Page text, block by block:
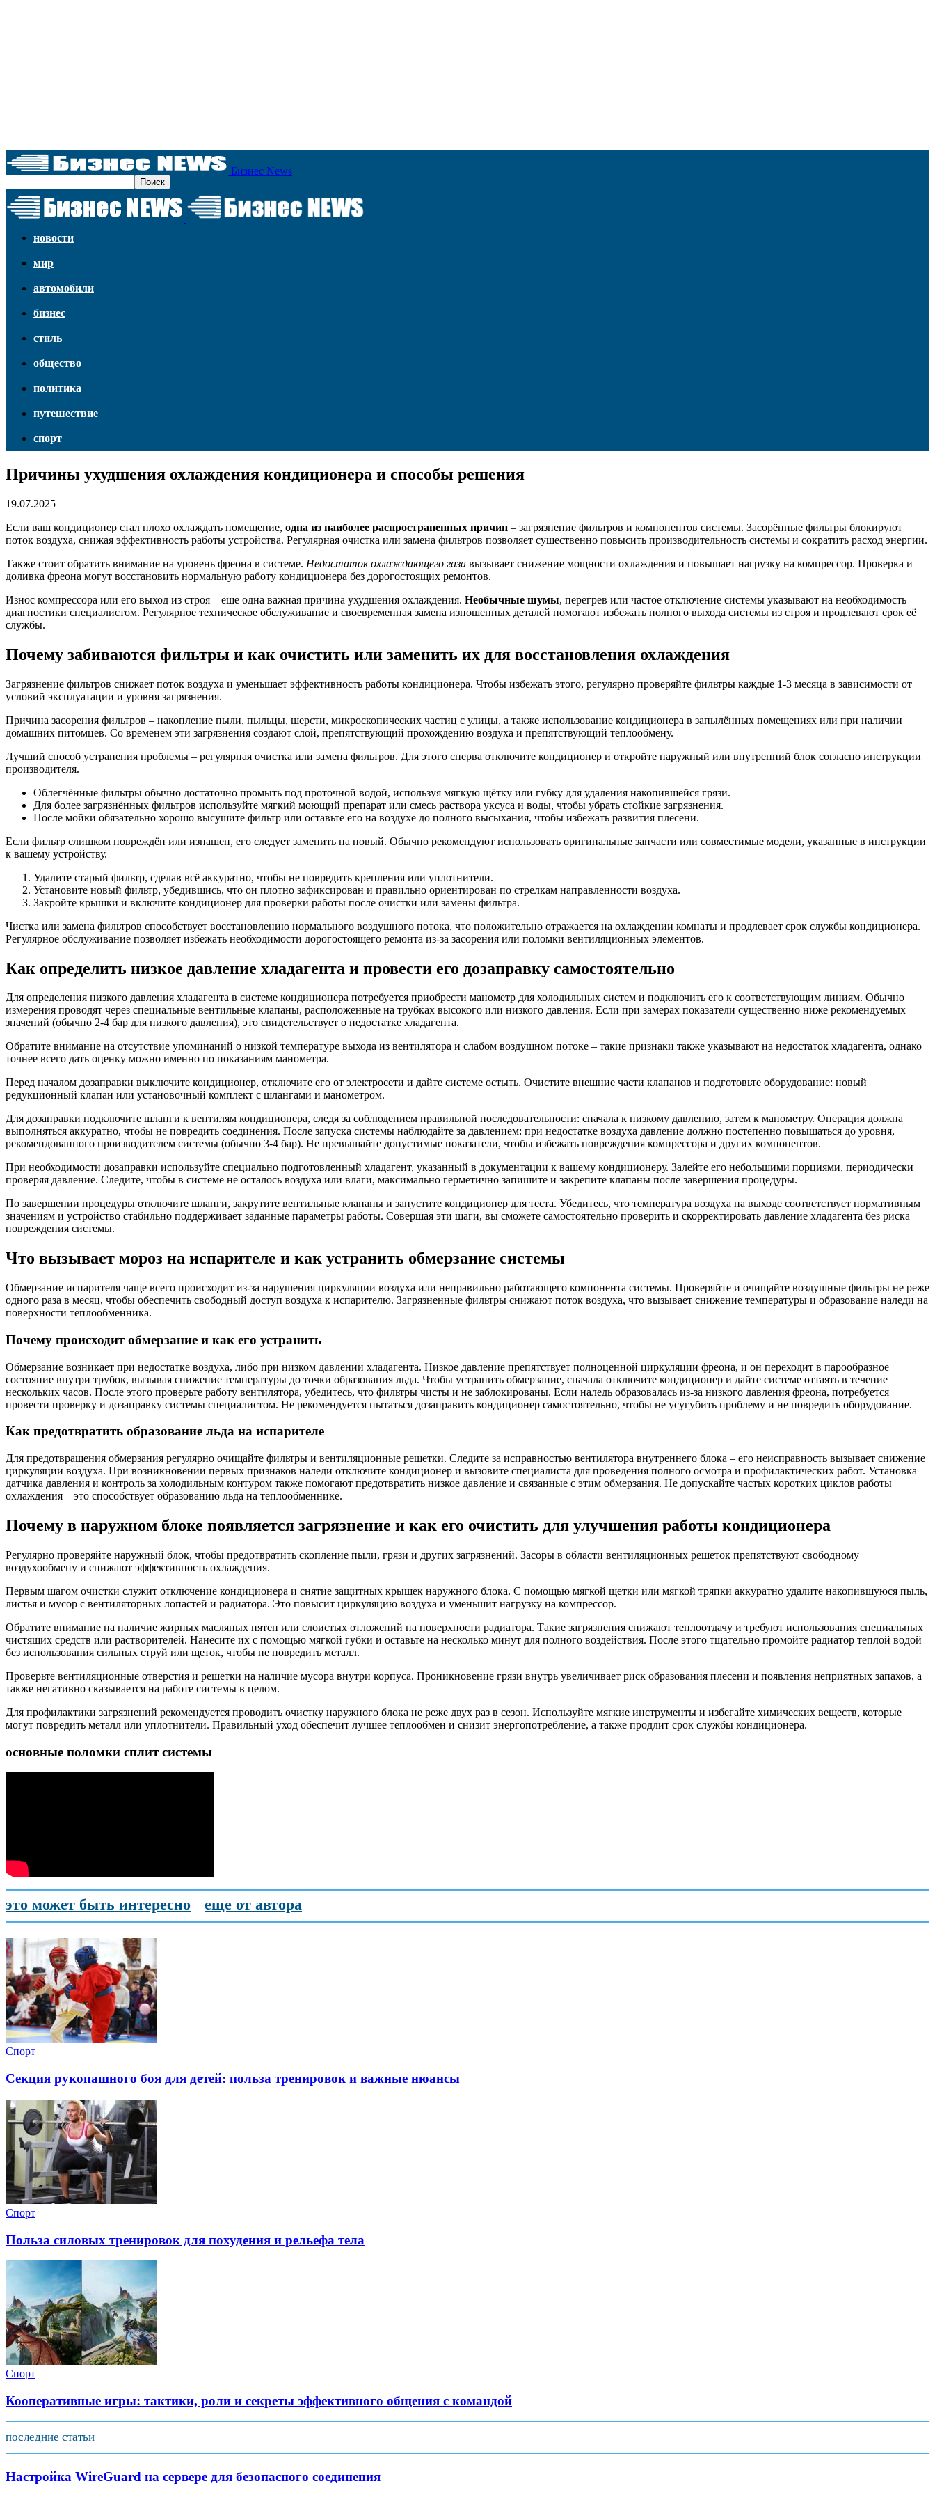
Бизнес News
новости
мир
автомобили
бизнес
стиль
общество
политика
путешествие
спорт
Причины ухудшения охлаждения кондиционера и способы решения
19.07.2025
Если ваш кондиционер стал плохо охлаждать помещение, одна из наиболее распространенных причин – загрязнение фильтров и компонентов системы. Засорённые фильтры блокируют
поток воздуха, снижая эффективность работы устройства. Регулярная очистка или замена фильтров позволяет существенно повысить производительность системы и сократить расход энергии.
Также стоит обратить внимание на уровень фреона в системе. Недостаток охлаждающего газа вызывает снижение мощности охлаждения и повышает нагрузку на компрессор. Проверка и
доливка фреона могут восстановить нормальную работу кондиционера без дорогостоящих ремонтов.
Износ компрессора или его выход из строя – еще одна важная причина ухудшения охлаждения. Необычные шумы, перегрев или частое отключение системы указывают на необходимость
диагностики специалистом. Регулярное техническое обслуживание и своевременная замена изношенных деталей помогают избежать полного выхода системы из строя и продлевают срок её
службы.
Почему забиваются фильтры и как очистить или заменить их для восстановления охлаждения
Загрязнение фильтров снижает поток воздуха и уменьшает эффективность работы кондиционера. Чтобы избежать этого, регулярно проверяйте фильтры каждые 1-3 месяца в зависимости от
условий эксплуатации и уровня загрязнения.
Причина засорения фильтров – накопление пыли, пыльцы, шерсти, микроскопических частиц с улицы, а также использование кондиционера в запылённых помещениях или при наличии
домашних питомцев. Со временем эти загрязнения создают слой, препятствующий прохождению воздуха и препятствующий теплообмену.
Лучший способ устранения проблемы – регулярная очистка или замена фильтров. Для этого сперва отключите кондиционер и откройте наружный или внутренний блок согласно инструкции
производителя.
Облегчённые фильтры обычно достаточно промыть под проточной водой, используя мягкую щётку или губку для удаления накопившейся грязи.
Для более загрязнённых фильтров используйте мягкий моющий препарат или смесь раствора уксуса и воды, чтобы убрать стойкие загрязнения.
После мойки обязательно хорошо высушите фильтр или оставьте его на воздухе до полного высыхания, чтобы избежать развития плесени.
Если фильтр слишком повреждён или изнашен, его следует заменить на новый. Обычно рекомендуют использовать оригинальные запчасти или совместимые модели, указанные в инструкции
к вашему устройству.
Удалите старый фильтр, сделав всё аккуратно, чтобы не повредить крепления или уплотнители.
Установите новый фильтр, убедившись, что он плотно зафиксирован и правильно ориентирован по стрелкам направленности воздуха.
Закройте крышки и включите кондиционер для проверки работы после очистки или замены фильтра.
Чистка или замена фильтров способствует восстановлению нормального воздушного потока, что положительно отражается на охлаждении комнаты и продлевает срок службы кондиционера.
Регулярное обслуживание позволяет избежать необходимости дорогостоящего ремонта из-за засорения или поломки вентиляционных элементов.
Как определить низкое давление хладагента и провести его дозаправку самостоятельно
Для определения низкого давления хладагента в системе кондиционера потребуется приобрести манометр для холодильных систем и подключить его к соответствующим линиям. Обычно
измерения проводят через специальные вентильные клапаны, расположенные на трубках высокого или низкого давления. Если при замерах показатели существенно ниже рекомендуемых
значений (обычно 2-4 бар для низкого давления), это свидетельствует о недостатке хладагента.
Обратите внимание на отсутствие упоминаний о низкой температуре выхода из вентилятора и слабом воздушном потоке – такие признаки также указывают на недостаток хладагента, однако
точнее всего дать оценку можно именно по показаниям манометра.
Перед началом дозаправки выключите кондиционер, отключите его от электросети и дайте системе остыть. Очистите внешние части клапанов и подготовьте оборудование: новый
редукционный клапан или установочный комплект с шлангами и манометром.
Для дозаправки подключите шланги к вентилям кондиционера, следя за соблюдением правильной последовательности: сначала к низкому давлению, затем к манометру. Операция должна
выполняться аккуратно, чтобы не повредить соединения. После запуска системы наблюдайте за давлением: при недостатке воздуха давление должно постепенно повышаться до уровня,
рекомендованного производителем системы (обычно 3-4 бар). Не превышайте допустимые показатели, чтобы избежать повреждения компрессора и других компонентов.
При необходимости дозаправки используйте специально подготовленный хладагент, указанный в документации к вашему кондиционеру. Залейте его небольшими порциями, периодически
проверяя давление. Следите, чтобы в системе не осталось воздуха или влаги, максимально герметично запишите и закрепите клапаны после завершения процедуры.
По завершении процедуры отключите шланги, закрутите вентильные клапаны и запустите кондиционер для теста. Убедитесь, что температура воздуха на выходе соответствует нормативным
значениям и устройство стабильно поддерживает заданные параметры работы. Совершая эти шаги, вы сможете самостоятельно проверить и скорректировать давление хладагента без риска
повреждения системы.
Что вызывает мороз на испарителе и как устранить обмерзание системы
Обмерзание испарителя чаще всего происходит из-за нарушения циркуляции воздуха или неправильно работающего компонента системы. Проверяйте и очищайте воздушные фильтры не реже
одного раза в месяц, чтобы обеспечить свободный доступ воздуха к испарителю. Загрязненные фильтры снижают поток воздуха, что вызывает снижение температуры и образование наледи на
поверхности теплообменника.
Почему происходит обмерзание и как его устранить
Обмерзание возникает при недостатке воздуха, либо при низком давлении хладагента. Низкое давление препятствует полноценной циркуляции фреона, и он переходит в парообразное
состояние внутри трубок, вызывая снижение температуры до точки образования льда. Чтобы устранить обмерзание, сначала отключите кондиционер и дайте системе оттаять в течение
нескольких часов. После этого проверьте работу вентилятора, убедитесь, что фильтры чисты и не заблокированы. Если наледь образовалась из-за низкого давления фреона, потребуется
провести проверку и дозаправку системы специалистом. Не рекомендуется пытаться дозаправить кондиционер самостоятельно, чтобы не усугубить проблему и не повредить оборудование.
Как предотвратить образование льда на испарителе
Для предотвращения обмерзания регулярно очищайте фильтры и вентиляционные решетки. Следите за исправностью вентилятора внутреннего блока – его неисправность вызывает снижение
циркуляции воздуха. При возникновении первых признаков наледи отключите кондиционер и вызовите специалиста для проведения полного осмотра и профилактических работ. Установка
датчика давления и контроль за холодильным контуром также помогают предотвратить низкое давление и связанные с этим обмерзания. Не допускайте частых коротких циклов работы
охлаждения – это способствует образованию льда на теплообменнике.
Почему в наружном блоке появляется загрязнение и как его очистить для улучшения работы кондиционера
Регулярно проверяйте наружный блок, чтобы предотвратить скопление пыли, грязи и других загрязнений. Засоры в области вентиляционных решеток препятствуют свободному
воздухообмену и снижают эффективность охлаждения.
Первым шагом очистки служит отключение кондиционера и снятие защитных крышек наружного блока. С помощью мягкой щетки или мягкой тряпки аккуратно удалите накопившуюся пыль,
листья и мусор с вентиляторных лопастей и радиатора. Это повысит циркуляцию воздуха и уменьшит нагрузку на компрессор.
Обратите внимание на наличие жирных масляных пятен или слоистых отложений на поверхности радиатора. Такие загрязнения снижают теплоотдачу и требуют использования специальных
чистящих средств или растворителей. Нанесите их с помощью мягкой губки и оставьте на несколько минут для полного воздействия. После этого тщательно промойте радиатор теплой водой
без использования сильных струй или щеток, чтобы не повредить металл.
Проверьте вентиляционные отверстия и решетки на наличие мусора внутри корпуса. Проникновение грязи внутрь увеличивает риск образования плесени и появления неприятных запахов, а
также негативно сказывается на работе системы в целом.
Для профилактики загрязнений рекомендуется проводить очистку наружного блока не реже двух раз в сезон. Используйте мягкие инструменты и избегайте химических веществ, которые
могут повредить металл или уплотнители. Правильный уход обеспечит лучшее теплообмен и снизит энергопотребление, а также продлит срок службы кондиционера.
основные поломки сплит системы
это может быть интересно еще от автора
Спорт
Секция рукопашного боя для детей: польза тренировок и важные нюансы
Спорт
Польза силовых тренировок для похудения и рельефа тела
Спорт
Кооперативные игры: тактики, роли и секреты эффективного общения с командой
последние статьи
Настройка WireGuard на сервере для безопасного соединения